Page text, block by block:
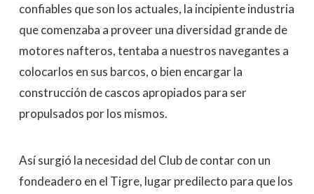
confiables que son los actuales, la incipiente industria
que comenzaba a proveer una diversidad grande de
motores nafteros, tentaba a nuestros navegantes a
colocarlos en sus barcos, o bien encargar la
construcción de cascos apropiados para ser
propulsados por los mismos.
Así surgió la necesidad del Club de contar con un
fondeadero en el Tigre, lugar predilecto para que los